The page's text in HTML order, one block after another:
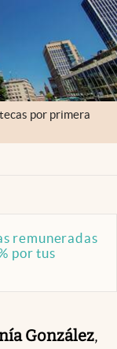
por primera
remuneradas
por tus
González,